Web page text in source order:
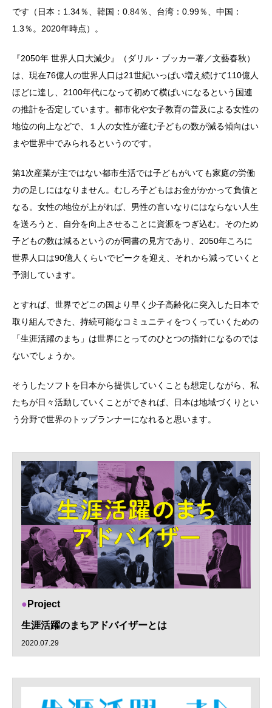
です（日本：1.34％、韓国：0.84％、台湾：0.99％、中国：
1.3％。2020年時点）。
『2050年 世界人口大減少』（ダリル・ブッカー著／文藝春秋）
は、現在76億人の世界人口は21世紀いっぱい増え続けて110億人
ほどに達し、2100年代になって初めて横ばいになるという国連
の推計を否定しています。都市化や女子教育の普及による女性の
地位の向上などで、１人の女性が産む子どもの数が減る傾向はい
まや世界中でみられるというのです。
第1次産業が主ではない都市生活では子どもがいても家庭の労働
力の足しにはなりません。むしろ子どもはお金がかかって負債と
なる。女性の地位が上がれば、男性の言いなりにはならない人生
を送ろうと、自分を向上させることに資源をつぎ込む。そのため
子どもの数は減るというのが同書の見方であり、2050年ころに
世界人口は90億人くらいでピークを迎え、それから減っていくと
予測しています。
とすれば、世界でどこの国より早く少子高齢化に突入した日本で
取り組んできた、持続可能なコミュニティをつくっていくための
「生涯活躍のまち」は世界にとってのひとつの指針になるのでは
ないでしょうか。
そうしたソフトを日本から提供していくことも想定しながら、私
たちが日々活動していくことができれば、日本は地域づくりとい
う分野で世界のトップランナーになれると思います。
Project
生涯活躍のまちアドバイザーとは
2020.07.29